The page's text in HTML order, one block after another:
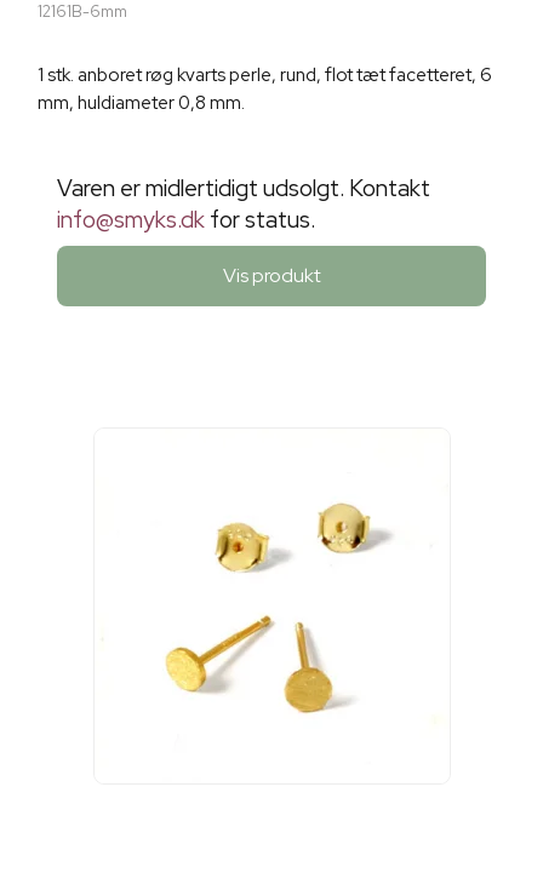
12161B-6mm
1 stk. anboret røg kvarts perle, rund, flot tæt facetteret, 6
mm, huldiameter 0,8 mm.
Varen er midlertidigt udsolgt. Kontakt
info@smyks.dk for status.
Vis produkt